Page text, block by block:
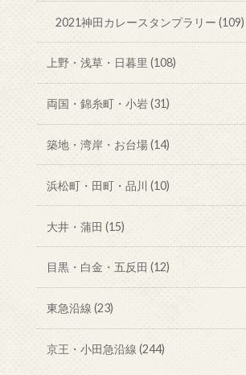
2021神田カレースタンプラリー(109)
上野・浅草・日暮里 (108)
両国・錦糸町・小岩(31)
築地・湾岸・お台場(14)
浜松町・田町・品川 (10)
大井・蒲田 (15)
目黒・白金・五反田 (12)
東急沿線 (23)
京王・小田急沿線 (244)